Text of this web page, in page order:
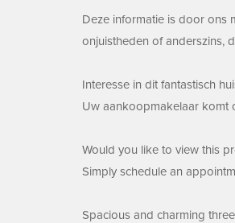
Deze informatie is door ons
onjuistheden of anderszins,
Interesse in dit fantastisch
Uw aankoopmakelaar komt
Would you like to view this
Simply schedule an
Spacious and charming